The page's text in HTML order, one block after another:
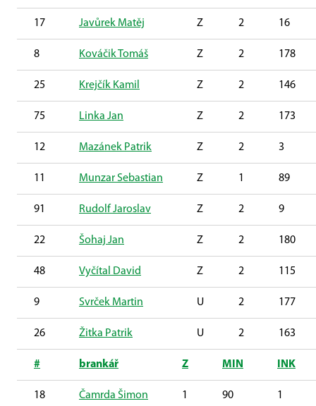
17 Javůrek Matěj Z 2 16
8 Kováčik Tomáš Z 2 178
25 Krejčík Kamil Z 2 146
75 Linka Jan Z 2 173
12 Mazánek Patrik Z 2 3
11 Munzar Sebastian Z 1 89
91 Rudolf Jaroslav Z 2 9
22 Šohaj Jan Z 2 180
48 Vyčítal David Z 2 115
9 Svrček Martin U 2 177
26 Žitka Patrik U 2 163
# brankář Z MIN INK
18 Čamrda Šimon 1 90 1